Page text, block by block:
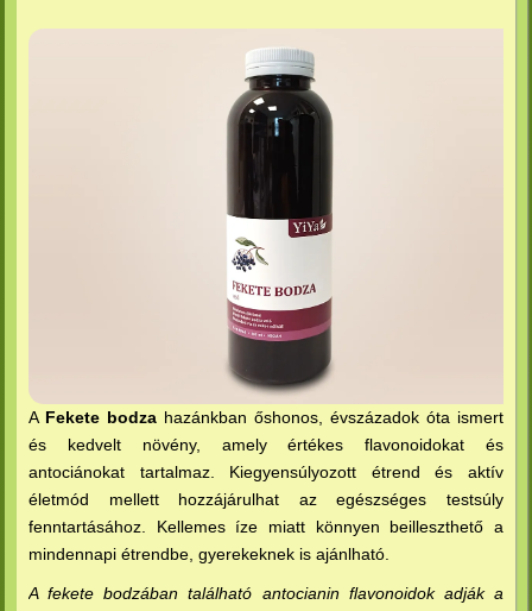
A Fekete bodza hazánkban őshonos, évszázadok óta ismert
és kedvelt növény, amely értékes flavonoidokat és
antociánokat tartalmaz. Kiegyensúlyozott étrend és aktív
életmód mellett hozzájárulhat az egészséges testsúly
fenntartásához. Kellemes íze miatt könnyen beilleszthető a
mindennapi étrendbe, gyerekeknek is ajánlható.
A fekete bodzában található antocianin flavonoidok adják a